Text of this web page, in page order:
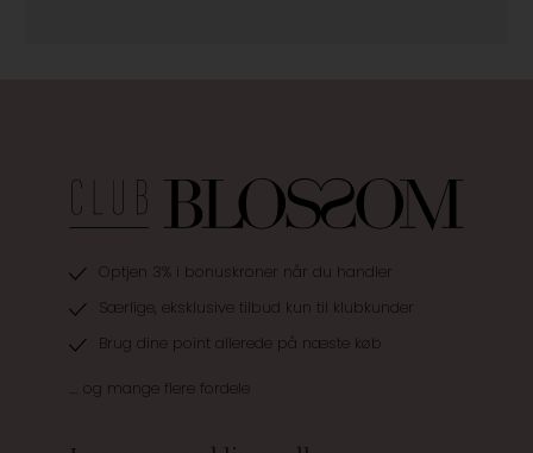
Optjen 3% i bonuskroner når du handler
Særlige, eksklusive tilbud kun til klubkunder
Brug dine point allerede på næste køb
.... og mange flere fordele